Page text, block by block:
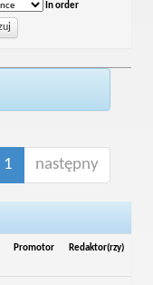
In order
1 następny
Promotor Redaktor(rzy)